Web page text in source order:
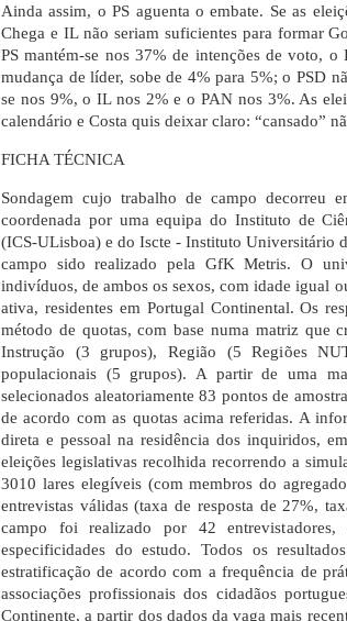
Ainda assim, o PS aguenta o embate. Se as
Chega e IL não seriam suficientes para formar
PS mantém-se nos 37% de intenções de voto,
mudança de líder, sobe de 4% para 5%; o PSD
se nos 9%, o IL nos 2% e o PAN nos 3%. As
calendário e Costa quis deixar claro: “cansado”
FICHA TÉCNICA
Sondagem cujo trabalho de campo decorreu
coordenada por uma equipa do Instituto de
(ICS-ULisboa) e do Iscte - Instituto Universitário
campo sido realizado pela GfK Metris. O
indivíduos, de ambos os sexos, com idade igual
ativa, residentes em Portugal Continental. Os
método de quotas, com base numa matriz que
Instrução (3 grupos), Região (5 Regiões
populacionais (5 grupos). A partir de uma
selecionados aleatoriamente 83 pontos de
de acordo com as quotas acima referidas. A
direta e pessoal na residência dos inquiridos,
eleições legislativas recolhida recorrendo a
3010 lares elegíveis (com membros do
entrevistas válidas (taxa de resposta de 27%,
campo foi realizado por 42 entrevistadores,
especificidades do estudo. Todos os
estratificação de acordo com a frequência de
associações profissionais dos cidadãos
Continente, a partir dos dados da vaga mais